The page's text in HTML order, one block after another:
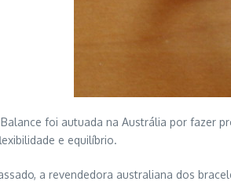
foi autuada na Austrália por fazer
e equilíbrio.
a revendedora australiana dos